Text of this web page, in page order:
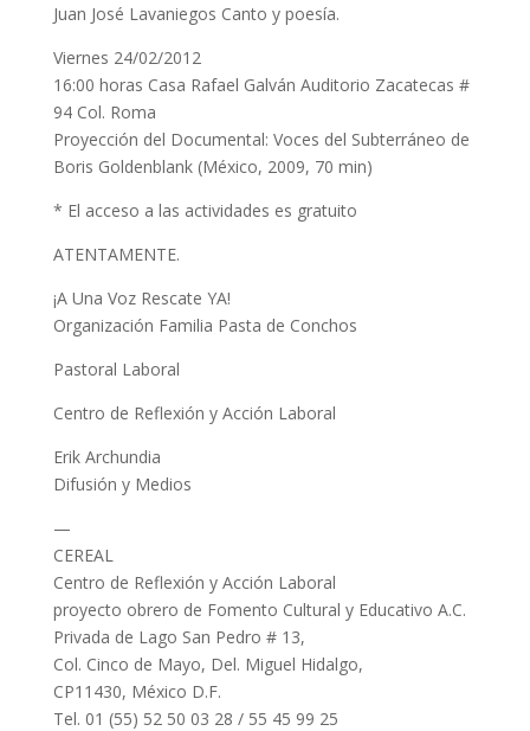
Juan José Lavaniegos Canto y poesía.
Viernes 24/02/2012
16:00 horas Casa Rafael Galván Auditorio Zacatecas #
94 Col. Roma
Proyección del Documental: Voces del Subterráneo de
Boris Goldenblank (México, 2009, 70 min)
* El acceso a las actividades es gratuito
ATENTAMENTE.
¡A Una Voz Rescate YA!
Organización Familia Pasta de Conchos
Pastoral Laboral
Centro de Reflexión y Acción Laboral
Erik Archundia
Difusión y Medios
—
CEREAL
Centro de Reflexión y Acción Laboral
proyecto obrero de Fomento Cultural y Educativo A.C.
Privada de Lago San Pedro # 13,
Col. Cinco de Mayo, Del. Miguel Hidalgo,
CP11430, México D.F.
Tel. 01 (55) 52 50 03 28 / 55 45 99 25